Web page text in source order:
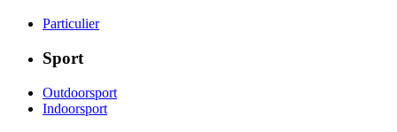
Particulier
Sport
Outdoorsport
Indoorsport